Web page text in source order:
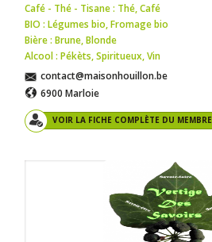
Café - Thé - Tisane : Thé,Café
BIO : Légumes bio,Fromage bio
Bière : Brune,Blonde
Alcool : Pékèts,Spiritueux,Vin
contact@maisonhouillon.be
6900 Marloie
VOIR LA FICHE COMPLÈTE DU MEMBRE